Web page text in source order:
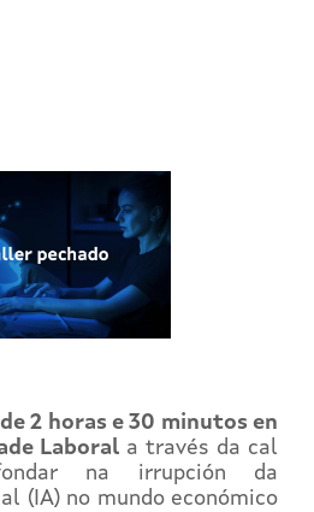
2 horas e 30 minutos en
Laboral a través da cal
na irrupción da
(IA) no mundo económico